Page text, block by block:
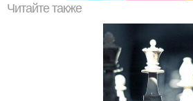
Читайте также